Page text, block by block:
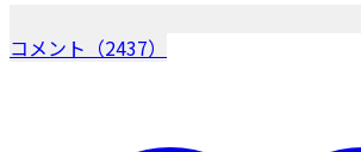
コメント（2437）